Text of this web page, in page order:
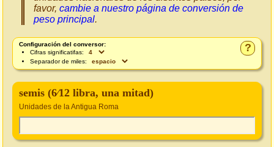
favor, cambie a nuestro página de conversión de
peso principal.
?
Configuración del conversor:
Cifras significatifas:
Separador de miles:
semis (6⁄12 libra, una mitad)
Unidades de la Antigua Roma